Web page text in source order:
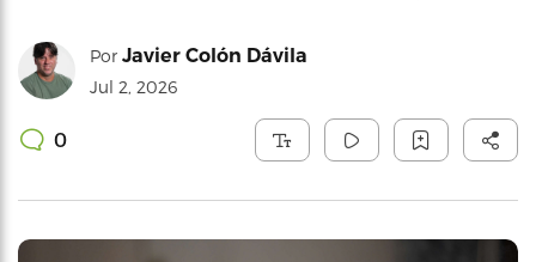
Por Javier Colón Dávila
Jul 2, 2026
0